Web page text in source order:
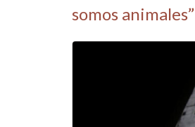
somos animales”